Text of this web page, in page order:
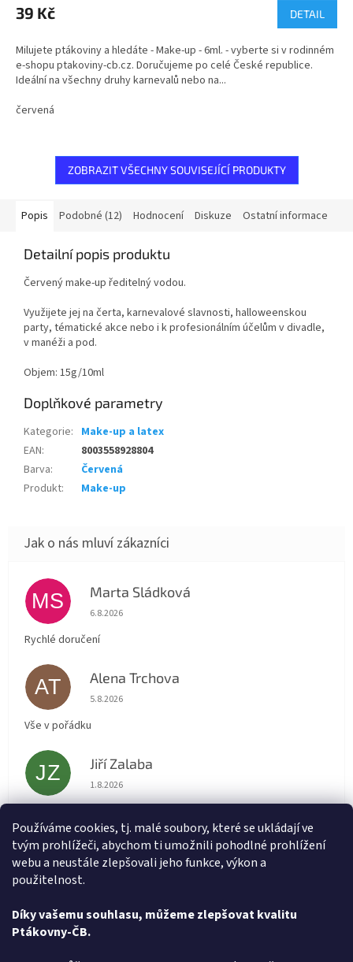
Používáme cookies, tj. malé soubory, které se ukládají ve
tvým prohlížeči, abychom ti umožnili pohodlné prohlížení
webu a neustále zlepšovali jeho funkce, výkon a
použitelnost.
Díky vašemu souhlasu, můžeme zlepšovat kvalitu
Ptákovny-ČB.
produktu
je
z
5
hvězdiček.
39 Kč DETAIL
Milujete ptákoviny a hledáte - Make-up - 6ml. - vyberte si v rodinném
e-shopu ptakoviny-cb.cz. Doručujeme po celé České republice.
Ideální na všechny druhy karnevalů nebo na...
červená
ZOBRAZIT VŠECHNY SOUVISEJÍCÍ PRODUKTY
Popis Podobné (12) Hodnocení Diskuze Ostatní informace
Detailní popis produktu
Červený make-up ředitelný vodou.
Využijete jej na čerta, karnevalové slavnosti, halloweenskou
party, tématické akce nebo i k profesionálním účelům v divadle,
v manéži a pod.
Objem: 15g/10ml
Doplňkové parametry
Kategorie: Make-up a latex
EAN:
8003558928804
Barva:
Červená
Produkt: Make-up
MS Marta Sládková
Hodnocení obchodu je 5 z 5 hvězdiček.
6.8.2026
Rychlé doručení
AT Alena Trchova
Hodnocení obchodu je 5 z 5 hvězdiček.
5.8.2026
Vše v pořádku
JZ Jiří Zalaba
Hodnocení obchodu je 5 z 5 hvězdiček.
1.8.2026
L Lída
Hodnocení obchodu je 5 z 5 hvězdiček.
31.7.2026